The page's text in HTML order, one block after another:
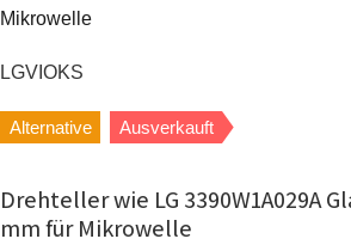
Mikrowelle
LGVIOKS
Alternative Ausverkauft
Drehteller wie LG 3390W1A029A
mm für Mikrowelle